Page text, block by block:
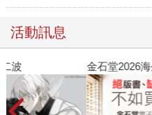
活動訊息
金石堂2026海外優惠：電子書